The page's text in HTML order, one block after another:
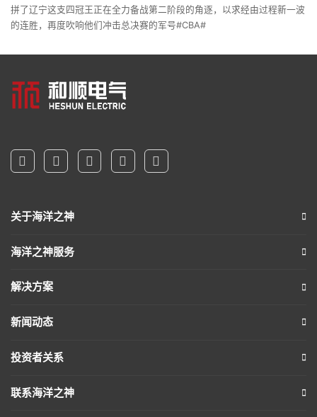
拼了辽宁这支四冠王正在全力备战第二阶段的角逐，以求经由过程新一波
的连胜，再度吹响他们冲击总决赛的军号#CBA#
关于海洋之神
海洋之神服务
解决方案
新闻动态
投资者关系
联系海洋之神